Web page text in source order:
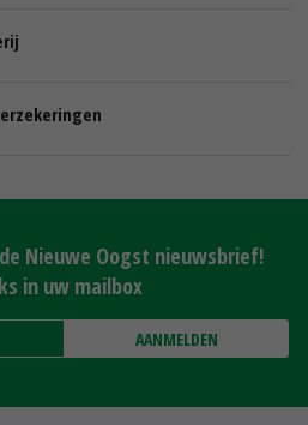
Nieuwe Oogst nieuwsbrief!
in uw mailbox
AANMELDEN